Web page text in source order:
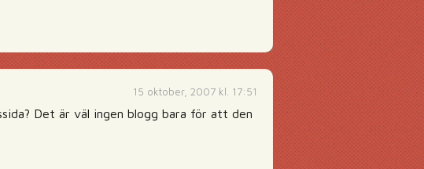
15 oktober, 2007 kl. 17:51
Det är väl ingen blogg bara för att den